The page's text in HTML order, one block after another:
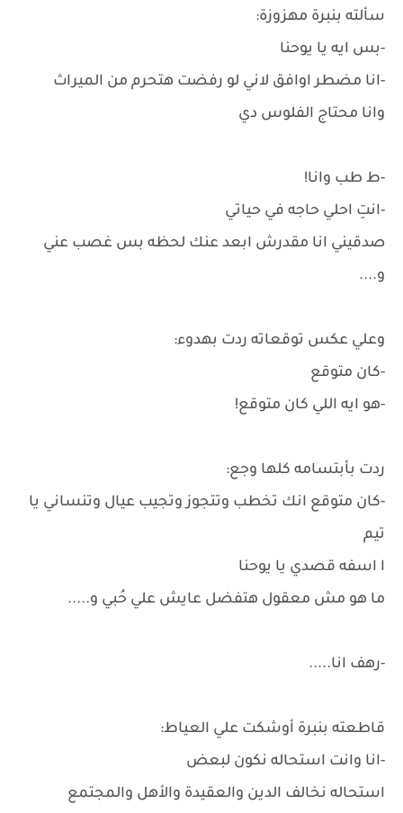
سألته بنبرة مهزوزة:
-بس ايه يا يوحنا
-انا مضطر اوافق لاني لو رفضت هتحرم من الميراث
وانا محتاج الفلوس دي
-ط طب وانا!
-انتِ احلي حاجه في حياتي
صدقيني انا مقدرش ابعد عنك لحظه بس غصب عني
و....
وعلي عكس توقعاته ردت بهدوء:
-كان متوقع
-هو ايه اللي كان متوقع!
ردت بأبتسامه كلها وجع:
-كان متوقع انك تخطب وتتجوز وتجيب عيال وتنساني يا
تيم
ا اسفه قصدي يا يوحنا
ما هو مش معقول هتفضل عايش علي حُبي و.....
-رهف انا.....
قاطعته بنبرة أوشكت علي العياط:
-انا وانت استحاله نكون لبعض
استحاله نخالف الدين والعقيدة والأهل والمجتمع